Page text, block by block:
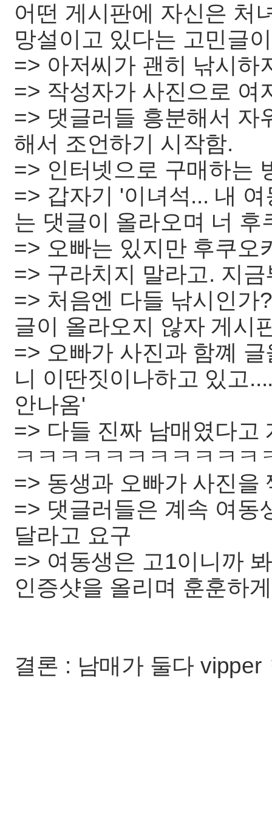
어떤 게시판에 자신은 처
망설이고 있다는 고민글
=> 아저씨가 괜히 낚시하
=> 작성자가 사진으로 여
=> 댓글러들 흥분해서 자
해서 조언하기 시작함.
=> 인터넷으로 구매하는
=> 갑자기 '이녀석... 내
는 댓글이 올라오며 너
=> 오빠는 있지만 후쿠오
=> 구라치지 말라고. 지
=> 처음엔 다들 낚시인가
글이 올라오지 않자 게시
=> 오빠가 사진과 함꼐
니 이딴짓이나하고 있고
안나옴'
=> 다들 진짜 남매였다고
ㅋㅋㅋㅋㅋㅋㅋㅋㅋㅋㅋ
=> 동생과 오빠가 사진을
=> 댓글러들은 계속 여동
달라고 요구
=> 여동생은 고1이니까
인증샷을 올리며 훈훈하
결론 : 남매가 둘다